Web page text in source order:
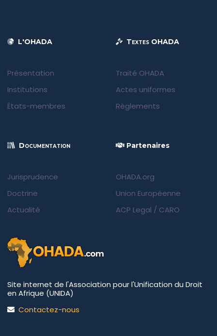
L'OHADA
Présentation
Institutions
États-membres
Textes OHADA
Traité OHADA
Actes uniformes
Règlements
Documentation
Jurisprudence
Doctrine
Actualité
Partenaires
OHADA.org
Union Européenne
ACP Legal / CARO
Site internet de l'Association pour l'Unification du Droit
en Afrique (UNIDA)
Contactez-nous